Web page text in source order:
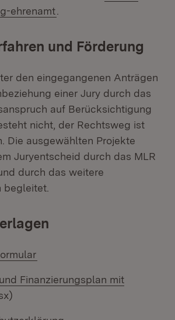
ehrenamt
und Förderung
den eingegangenen Anträgen
einer Jury durch das
auf Berücksichtigung
nicht, der Rechtsweg ist
Die ausgewählten Projekte
Juryentscheid durch das MLR
durch das weitere
begleitet.
Finanzierungsplan mit
in neuem Fenster)